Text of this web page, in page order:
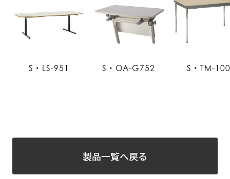
S・LS-951 S・OA-G752 S・TM-100
製品一覧へ戻る